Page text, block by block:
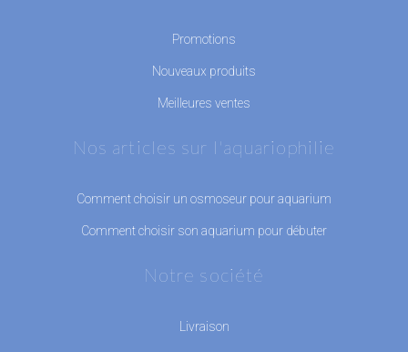
Promotions
Nouveaux produits
Meilleures ventes
Nos articles sur l'aquariophilie
Comment choisir un osmoseur pour aquarium
Comment choisir son aquarium pour débuter
Notre société
Livraison